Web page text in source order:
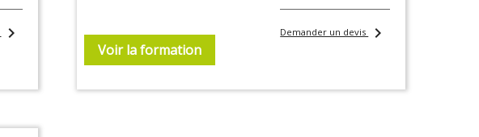
chevron_right
Voir la formation
Demander un devis chevron_right